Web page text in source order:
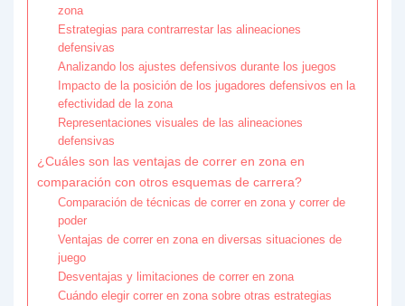
zona
Estrategias para contrarrestar las alineaciones
defensivas
Analizando los ajustes defensivos durante los juegos
Impacto de la posición de los jugadores defensivos en la
efectividad de la zona
Representaciones visuales de las alineaciones
defensivas
¿Cuáles son las ventajas de correr en zona en
comparación con otros esquemas de carrera?
Comparación de técnicas de correr en zona y correr de
poder
Ventajas de correr en zona en diversas situaciones de
juego
Desventajas y limitaciones de correr en zona
Cuándo elegir correr en zona sobre otras estrategias